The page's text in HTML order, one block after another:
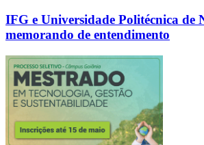
IFG e Universidade Politécnica de
memorando de entendimento